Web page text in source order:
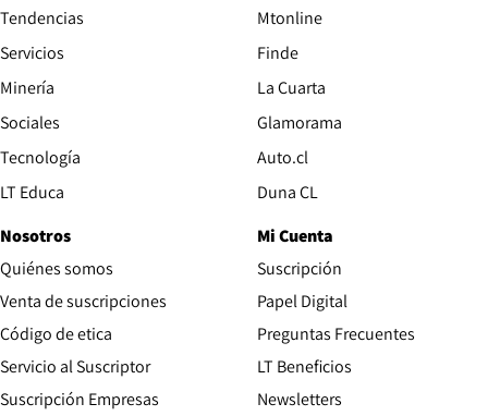
Tendencias
Servicios
Minería
Sociales
Tecnología
LT Educa
Mtonline
Finde
La Cuarta
Glamorama
Auto.clOpens in new window
Duna CLOpens in new window
Nosotros
Quiénes somos
Venta de suscripciones
Código de etica Opens in new window
Servicio al Suscriptor
Suscripción Empresas
Mi Cuenta
Suscripción
Papel DigitalOpens in new
Preguntas Frecuentes
LT Beneficios
Newsletters